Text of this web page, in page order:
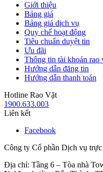
Giới thiệu
Bảng giá
Bảng giá dịch vụ
Quy chế hoạt động
Tiêu chuẩn duyệt tin
Ưu đãi
Thông tin tài khoản rao
Hướng dẫn đăng tin
Hướng dẫn thanh toán
Hotline Rao Vặt
1900.633.003
Liên kết
Facebook
Công ty Cổ phần Dịch vụ
Địa chỉ: Tầng 6 – Tòa nhà